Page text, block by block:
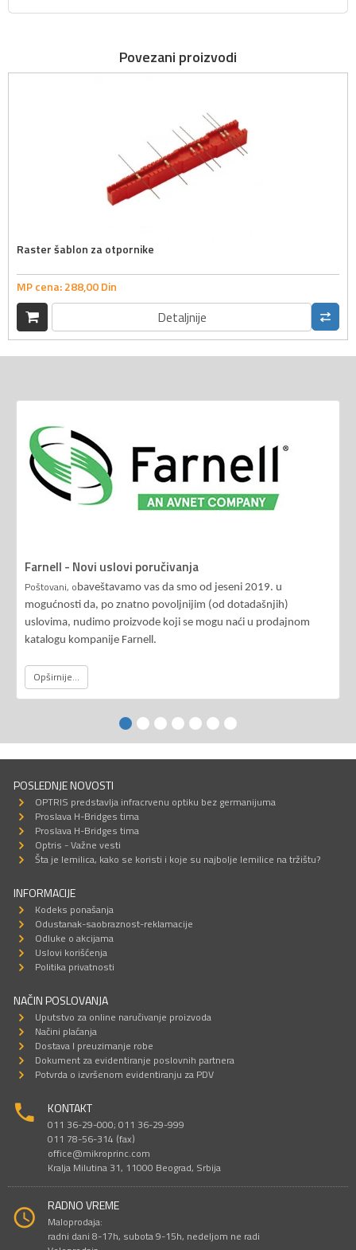
Povezani proizvodi
Raster šablon za otpornike
MP cena:288,00Din
Detaljnije
Farnell - Novi uslovi poručivanja
Poštovani, o baveštavamo vas da smo od jeseni 2019. u
mogućnosti da, po znatno povoljnijim (od dotadašnjih)
uslovima, nudimo proizvode koji se mogu naći u prodajnom
katalogu kompanije Farnell.
Opširnije...
POSLEDNJE NOVOSTI
OPTRIS predstavlja infracrvenu optiku bez germanijuma
Proslava H-Bridges tima
Proslava H-Bridges tima
Optris - Važne vesti
Šta je lemilica, kako se koristi i koje su najbolje lemilice na tržištu?
INFORMACIJE
Kodeks ponašanja
Odustanak-saobraznost-reklamacije
Odluke o akcijama
Uslovi korišćenja
Politika privatnosti
NAČIN POSLOVANJA
Uputstvo za online naručivanje proizvoda
Načini plaćanja
Dostava I preuzimanje robe
Dokument za evidentiranje poslovnih partnera
Potvrda o izvršenom evidentiranju za PDV
KONTAKT
011 36-29-000; 011 36-29-999
011 78-56-314 (fax)
office@mikroprinc.com
Kralja Milutina 31, 11000 Beograd, Srbija
RADNO VREME
Maloprodaja:
radni dani 8-17h, subota 9-15h, nedeljom ne radi